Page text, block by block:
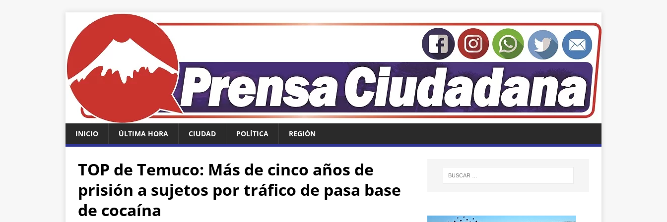
INICIO ÚLTIMA HORA CIUDAD POLÍTICA REGIÓN
TOP de Temuco: Más de cinco años de
prisión a sujetos por tráfico de pasa base
de cocaína